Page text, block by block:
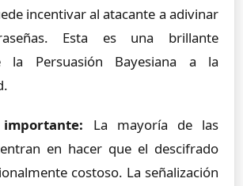
incentivar al atacante a adivinar
Esta es una brillante
la Persuasión Bayesiana a la
La mayoría de las
en hacer que el descifrado
costoso. La señalización